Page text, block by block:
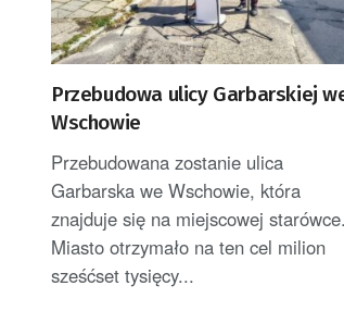
Przebudowa ulicy Garbarskiej
Wschowie
Przebudowana zostanie ulica
Garbarska we Wschowie, która
znajduje się na miejscowej starówce.
Miasto otrzymało na ten cel milion
sześćset tysięcy...